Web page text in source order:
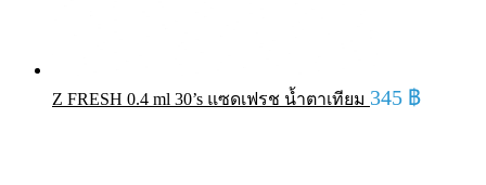
Z FRESH 0.4 ml 30’s แซดเฟรช น้ำตาเทียม 345 ฿